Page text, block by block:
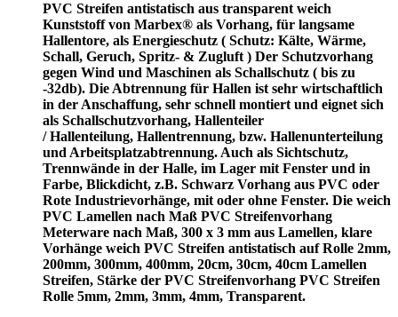
PVC Streifen antistatisch aus transparent weich
Kunststoff von Marbex® als Vorhang, für langsame
Hallentore, als Energieschutz ( Schutz: Kälte, Wärme,
Schall, Geruch, Spritz- & Zugluft ) Der Schutzvorhang
gegen Wind und Maschinen als Schallschutz ( bis zu
-32db). Die Abtrennung für Hallen ist sehr wirtschaftlich
in der Anschaffung, sehr schnell montiert und eignet sich
als Schallschutzvorhang, Hallenteiler
/Hallenteilung, Hallentrennung, bzw. Hallenunterteilung
und Arbeitsplatzabtrennung. Auch als Sichtschutz,
Trennwände in der Halle, im Lager mit Fenster und in
Farbe, Blickdicht, z.B. Schwarz Vorhang aus PVC oder
Rote Industrievorhänge, mit oder ohne Fenster. Die weich
PVC Lamellen nach Maß PVC Streifenvorhang
Meterware nach Maß, 300 x 3 mm aus Lamellen, klare
Vorhänge weich PVC Streifen antistatisch auf Rolle 2mm,
200mm, 300mm, 400mm, 20cm, 30cm, 40cm Lamellen
Streifen, Stärke der PVC Streifenvorhang PVC Streifen
Rolle 5mm, 2mm, 3mm, 4mm, Transparent.